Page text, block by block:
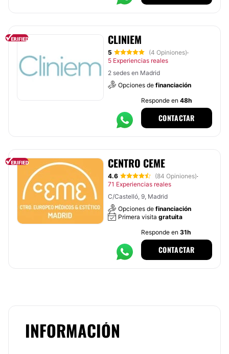
CLINIEM
5 (4 Opiniones)·
5 Experiencias reales
2 sedes en Madrid
Opciones de financiación
Responde en 48h
CONTACTAR
CENTRO CEME
4.6 (84 Opiniones)·
71 Experiencias reales
C/Castelló, 9, Madrid
Opciones de financiación
Primera visita gratuita
Responde en 31h
CONTACTAR
INFORMACIÓN